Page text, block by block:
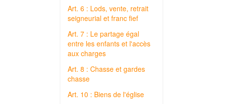
Art. 6 : Lods, vente, retrait
seigneurial et franc fief
Art. 7 : Le partage égal
entre les enfants et l'accès
aux charges
Art. 8 : Chasse et gardes
chasse
Art. 10 : Biens de l'église